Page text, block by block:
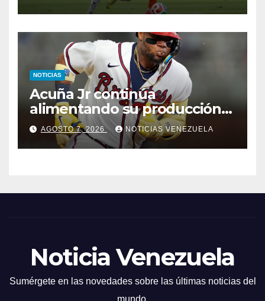
NOTICIAS
Acuña Jr continúa
alimentando su producción
jonronera
AGOSTO 7, 2026 NOTICIAS VENEZUELA
Noticia Venezuela
Sumérgete en las novedades sobre las últimas noticias del